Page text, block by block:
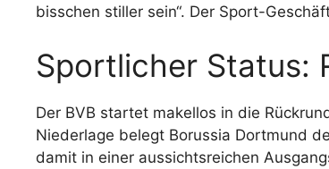
bisschen stiller sein“. Der Sport-
Sportlicher Status:
Der BVB startet makellos in die
Niederlage belegt Borussia Dortmund
damit in einer aussichtsreichen